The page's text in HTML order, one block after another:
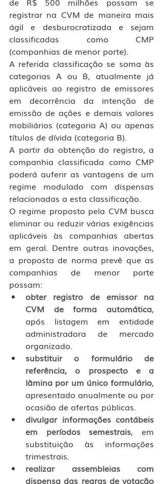
registrar na CVM de maneira mais
ágil e desburocratizada e sejam
classificadas como CMP
(companhias de menor porte).
A referida classificação se soma às
categorias A ou B, atualmente já
aplicáveis ao registro de emissores
em decorrência da intenção de
emissão de ações e demais valores
mobiliários (categoria A) ou apenas
títulos de dívida (categoria B).
A partir da obtenção do registro, a
companhia classificada como CMP
poderá auferir as vantagens de um
regime modulado com dispensas
relacionadas a esta classificação.
O regime proposto pela CVM busca
eliminar ou reduzir várias exigências
aplicáveis às companhias abertas
em geral. Dentre outras inovações,
a proposta de norma prevê que as
companhias de menor porte
possam:
obter registro de emissor na
CVM de forma automática,
após listagem em entidade
administradora de mercado
organizado.
substituir o formulário de
referência, o prospecto e a
lâmina por um único formulário,
apresentado anualmente ou por
ocasião de ofertas públicas.
divulgar informações contábeis
em períodos semestrais, em
substituição às informações
trimestrais.
realizar assembleias com
dispensa das regras de votação